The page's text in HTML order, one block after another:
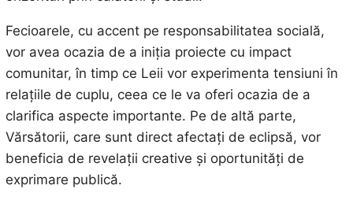
Fecioarele, cu accent pe responsabilitatea socială,
vor avea ocazia de a iniția proiecte cu impact
comunitar, în timp ce Leii vor experimenta tensiuni în
relațiile de cuplu, ceea ce le va oferi ocazia de a
clarifica aspecte importante. Pe de altă parte,
Vărsătorii, care sunt direct afectați de eclipsă, vor
beneficia de revelații creative și oportunități de
exprimare publică.